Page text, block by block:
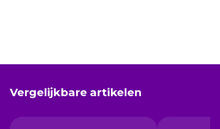
Vergelijkbare artikelen